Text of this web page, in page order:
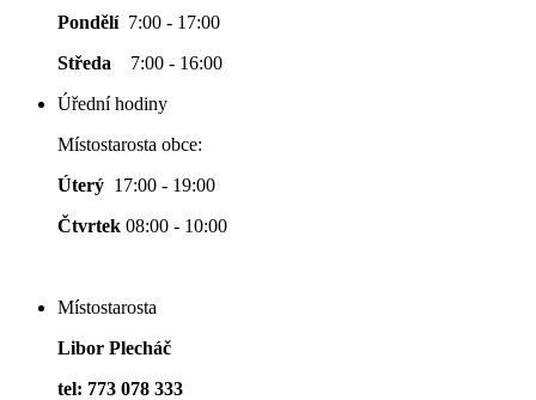
Pondělí 7:00 - 17:00
Středa 7:00 - 16:00
Úřední hodiny
Místostarosta obce:
Úterý 17:00 - 19:00
Čtvrtek 08:00 - 10:00
Místostarosta
Libor Plecháč
tel: 773 078 333